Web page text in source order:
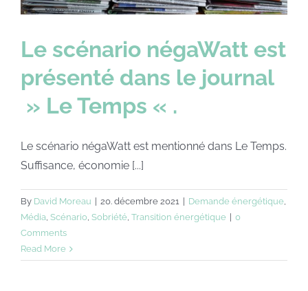
Le scénario négaWatt est
présenté dans le journal
» Le Temps « .
Le scénario négaWatt est mentionné dans Le Temps.
Suffisance, économie [...]
By David Moreau 20. décembre 2021 Demande énergétique,
Média, Scénario, Sobriété, Transition énergétique
0
Comments
Read More